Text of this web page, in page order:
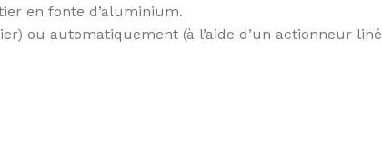
en fonte d’aluminium.
ou automatiquement (à l’aide d’un actionneur